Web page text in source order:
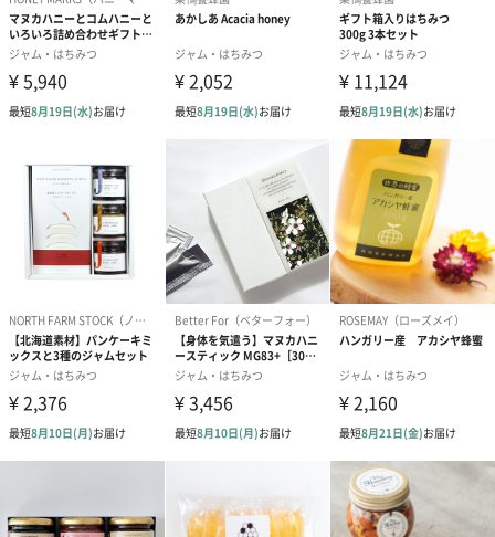
爽やかな甘さでヨーグルトにぴったり
ヨーグルトと一緒に口に入れると、酸味とともにハーブのような
香りが広がります。その後にしっかりハチミツの味。 しかしその
甘味は後を残さずスーッと消えていきます。
こんなにヨーグルトにあうハチミツがあるなんて！と、きっとあ
なたも驚くはず。ぜひ体験してみてください。
縁起の良い贈り物としておすすめ
蜂蜜ははち(八、8）が末広がりや無限を連想されるということ
で、縁起物として取り扱われてきました。
結婚式の引出物やお祝いなど、様々な門出に大切な人に贈るギフ